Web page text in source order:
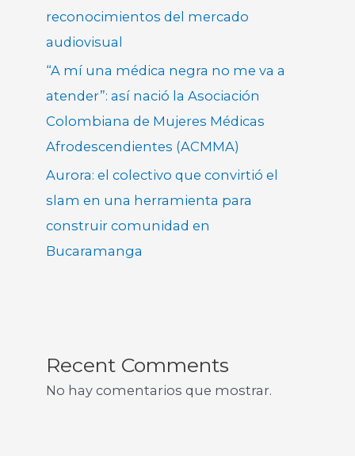
reconocimientos del mercado
audiovisual
“A mí una médica negra no me va a
atender”: así nació la Asociación
Colombiana de Mujeres Médicas
Afrodescendientes (ACMMA)
Aurora: el colectivo que convirtió el
slam en una herramienta para
construir comunidad en
Bucaramanga
Recent Comments
No hay comentarios que mostrar.